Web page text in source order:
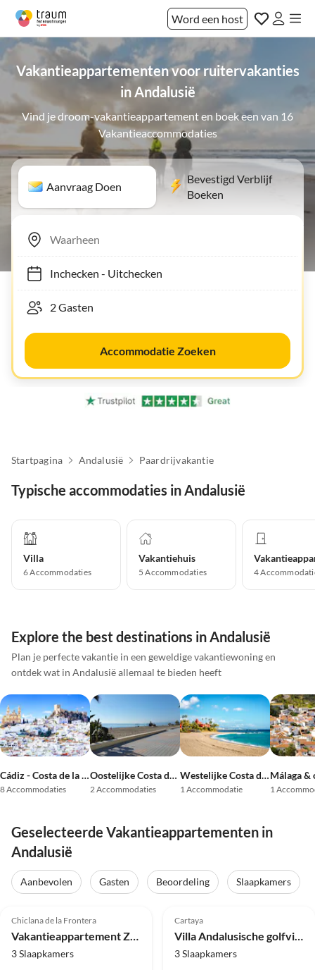
Word een host
Vakantieappartementen voor ruitervakanties
in Andalusië
Vind je droom-vakantieappartement en boek een van 16
Vakantieaccommodaties
Aanvraag Doen
Bevestigd Verblijf
Boeken
Inchecken- Uitchecken
Accommodatie Zoeken
Startpagina Andalusië Paardrijvakantie
Typische accommodaties in Andalusië
Villa
6Accommodaties
Vakantiehuis
5 Accommodaties 4
Explore the best destinations in Andalusië
Plan je perfecte vakantie in een geweldige vakantiewoning en
ontdek wat in Andalusië allemaal te bieden heeft
Cádiz - Costa de la Luz
8 Accommodaties
Oostelijke Costa del Sol
2 Accommodaties
Westelijke Costa del Sol
1 Accommodatie
Málaga &
1
Geselecteerde Vakantieappartementen in
Andalusië
Aanbevolen Gasten Beoordeling
Slaapkamers
Chiclana de la Frontera
3 Slaapkamers
Cartaya
3 Slaapkamers